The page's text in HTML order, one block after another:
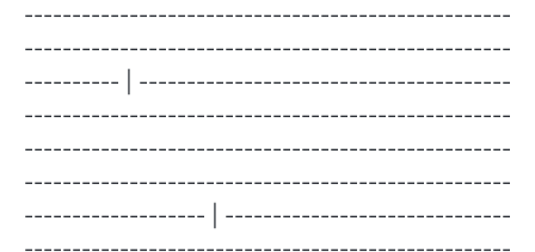
---------------------------------------------------
---------------------------------------------------
---------- | ---------------------------------------
---------------------------------------------------
---------------------------------------------------
---------------------------------------------------
------------------- | ------------------------------